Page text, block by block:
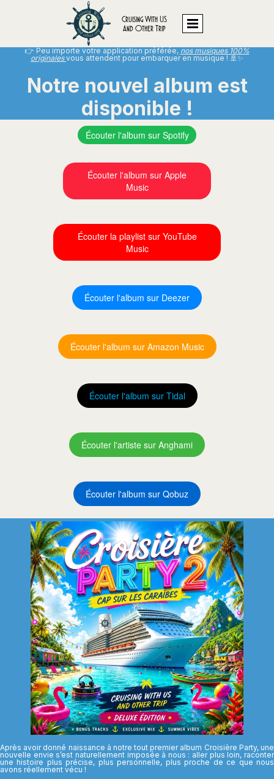
Cruising With US
And Other Trip
👉 Peu importe votre application préférée, nos musiques 100%
originalesvous attendent pour embarquer en musique ! 🚢✨
Notre nouvel album est
disponible !
Écouter l'album sur Spotify
Écouter l'album sur Apple
Music
Écouter la playlist sur YouTube
Music
Écouter l'album sur Deezer
Écouter l'album sur Amazon Music
Écouter l'album sur Tidal
Écouter l'artiste sur Anghami
Écouter l'album sur Qobuz
Après avoir donné naissance à notre tout premier album Croisière Party, une
nouvelle envie s’est naturellement imposée à nous : aller plus loin, raconter
une histoire plus précise, plus personnelle, plus proche de ce que nous
avons réellement vécu !